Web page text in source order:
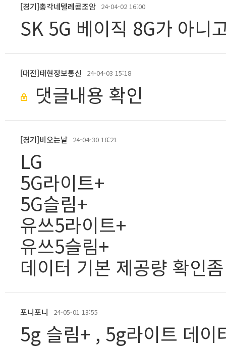
[경기]총각네텔레콤조암 24-04-02 16:00
SK 5G 베이직 8G가 아니
[대전]태현정보통신 24-04-03 15:18
댓글내용 확인
[경기]비오는날 24-04-30 18:21
LG
5G라이트+
5G슬림+
유쓰5라이트+
유쓰5슬림+
데이터 기본 제공량 확인
포니포니 24-05-01 13:55
5g 슬림+ , 5g라이트 데이